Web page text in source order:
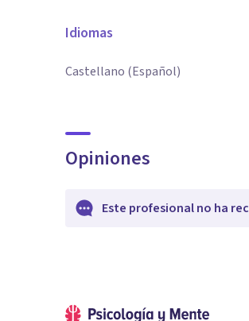
Idiomas
Castellano (Español)
Opiniones
Este profesional no ha